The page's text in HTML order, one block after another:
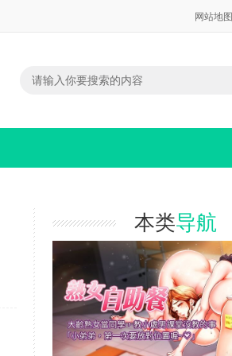
网站地图
本类导航